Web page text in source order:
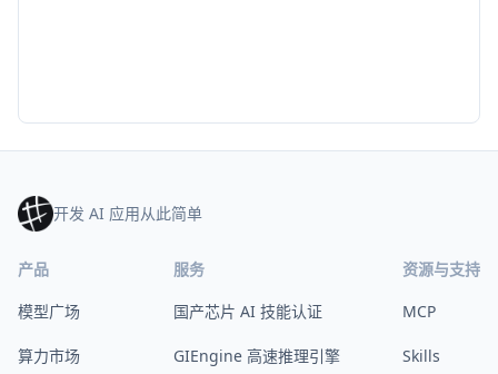
开发 AI 应用从此简单
产品
模型广场
算力市场
服务
国产芯片 AI 技能认证
GIEngine 高速推理引擎
资源与支持
MCP
Skills